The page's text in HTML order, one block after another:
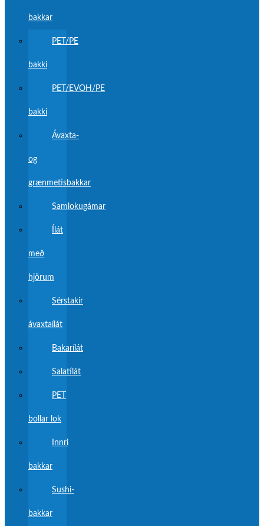
bakkar
PET/PE
bakki
PET/EVOH/PE
bakki
Ávaxta-
og
grænmetisbakkar
Samlokugámar
Ílát
með
hjörum
Sérstakir
ávaxtaílát
Bakarílát
Salatílát
PET
bollar lok
Innri
bakkar
Sushi-
bakkar